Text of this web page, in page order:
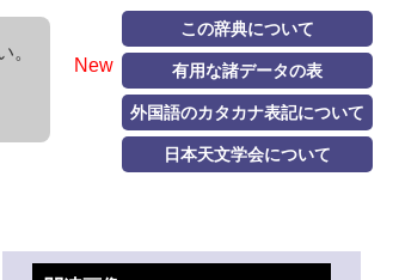
New
この辞典について
有用な諸データの表
外国語のカタカナ表記について
日本天文学会について
。